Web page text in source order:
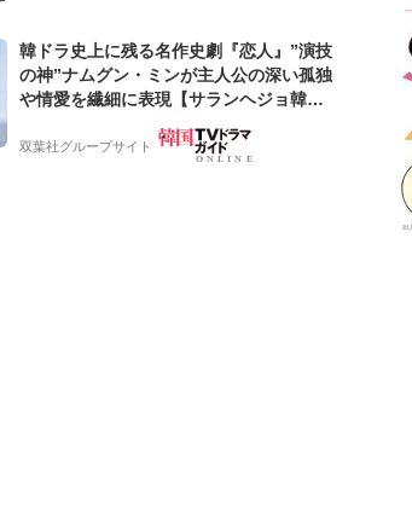
韓ドラ史上に残る名作史劇『恋人』”演技
の神”ナムグン・ミンが主人公の深い孤独
や情愛を繊細に表現【サランヘジョ韓ド
双葉社グループサイト